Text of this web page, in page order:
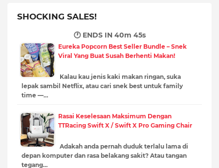
SHOCKING SALES!
🕐 ENDS IN 40m 43s
Eureka Popcorn Best Seller Bundle – Snek
Viral Yang Buat Susah Berhenti Makan!
Kalau kau jenis kaki makan ringan, suka
lepak sambil Netflix, atau cari snek best untuk family
time —…
Rasai Keselesaan Maksimum Dengan
TTRacing Swift X / Swift X Pro Gaming Chair
Adakah anda pernah duduk terlalu lama di
depan komputer dan rasa belakang sakit? Atau tangan
tegang…